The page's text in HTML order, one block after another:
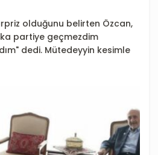
olduğunu belirten Özcan,
partiye geçmezdim
dedi. Mütedeyyin kesimle